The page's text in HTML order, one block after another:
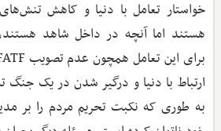
خواستار تعامل با دنیا و کاهش
هستند اما آنچه در داخل شاهد
ارتباط با دنیا و درگیر شدن در یک جنگ
به طوری که نکبت تحریم مردم را بر